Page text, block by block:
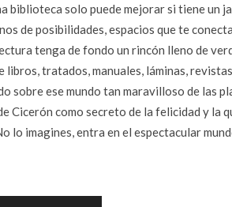
biblioteca solo puede mejorar si tiene un
de posibilidades, espacios que te
tenga de fondo un rincón lleno de
tratados, manuales, láminas,
sobre ese mundo tan maravilloso de las
Cicerón como secreto de la felicidad y la
lo imagines, entra en el espectacular